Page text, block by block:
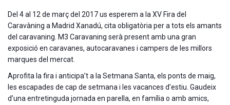
Del 4 al 12 de març del 2017 us esperem a la XV Fira del
Caravàning a Madrid Xanadú, cita obligatòria per a tots els amants
del caravaning. M3 Caravaning serà present amb una gran
exposició en caravanes, autocaravanes i campers de les millors
marques del mercat.
Aprofita la fira i anticipa’t a la Setmana Santa, els ponts de maig,
les escapades de cap de setmana i les vacances d’estiu. Gaudeix
d’una entretinguda jornada en parella, en família o amb amics,